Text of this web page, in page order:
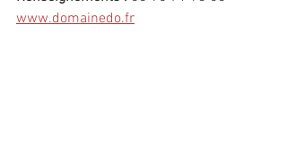
www.domainedo.fr